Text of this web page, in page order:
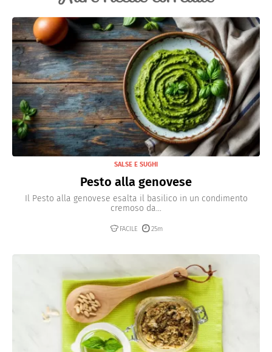
SALSE E SUGHI
Pesto alla genovese
Il Pesto alla genovese esalta il basilico in un condimento
cremoso da...
FACILE 25m